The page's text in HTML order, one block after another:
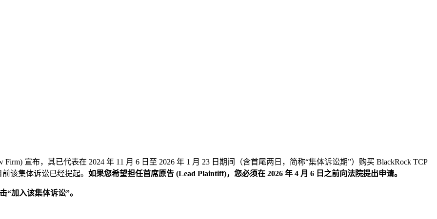
宣布，其已代表在 2024 年 11 月 6 日至 2026 年 1 月 23 日期间（含首尾两日，简称“集体诉讼期”）购买 BlackRock TCP
该集体诉讼已经提起。 如果您希望担任首席原告 (Lead Plaintiff)，您必须在 2026 年 4 月 6 日之前向法院提出申请。
“加入该集体诉讼”。